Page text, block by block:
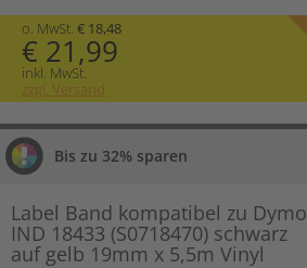
o. MwSt. € 18,48
€ 21,99
inkl. MwSt.
zzgl. Versand
Bis zu 32% sparen
Label Band kompatibel zu Dymo
IND 18433 (S0718470) schwarz
auf gelb 19mm x 5,5m Vinyl